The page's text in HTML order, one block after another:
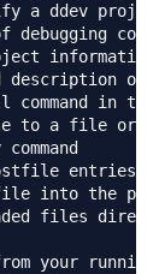
a ddev
debugging
description of
command in
to a file or
command
entries.
into the
files
your running